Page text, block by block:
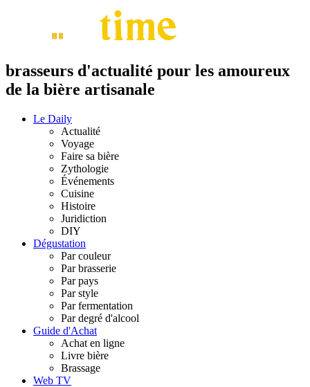
brasseurs d'actualité pour les amoureux
de la bière artisanale
Le Daily
Actualité
Voyage
Faire sa bière
Zythologie
Événements
Cuisine
Histoire
Juridiction
DIY
Dégustation
Par couleur
Par brasserie
Par pays
Par style
Par fermentation
Par degré d'alcool
Guide d'Achat
Achat en ligne
Livre bière
Brassage
Web TV